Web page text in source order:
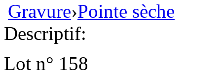
Gravure›Pointe sèche
Descriptif:
Lot n° 158